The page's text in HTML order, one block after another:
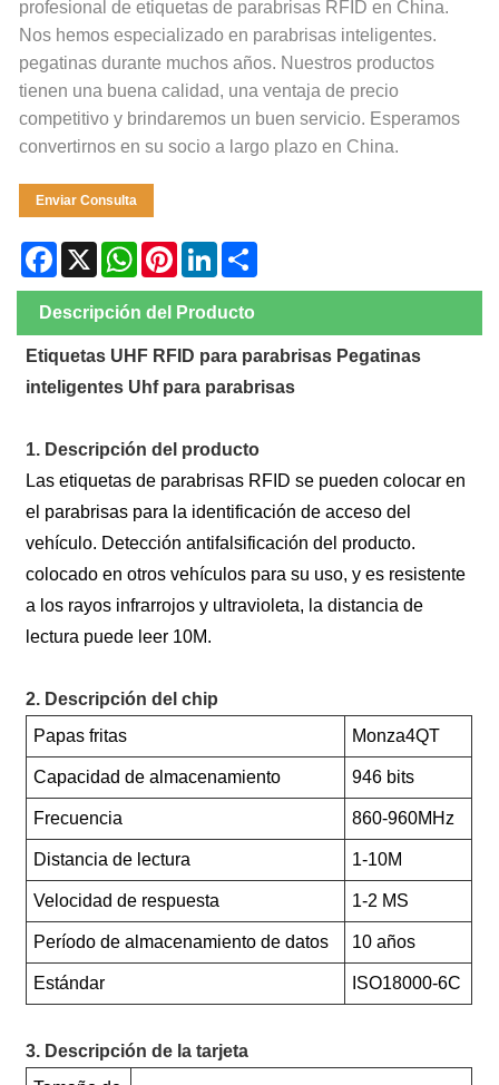
profesional de etiquetas de parabrisas RFID en China.
Nos hemos especializado en parabrisas inteligentes.
pegatinas durante muchos años. Nuestros productos
tienen una buena calidad, una ventaja de precio
competitivo y brindaremos un buen servicio. Esperamos
convertirnos en su socio a largo plazo en China.
Enviar Consulta
Facebook
X WhatsApp
PinterestLinkedIn
Descripción del Producto
Etiquetas UHF RFID para parabrisas Pegatinas
inteligentes Uhf para parabrisas
1. Descripción del producto
Las etiquetas de parabrisas RFID se pueden colocar en
el parabrisas para la identificación de acceso del
vehículo. Detección antifalsificación del producto.
colocado en otros vehículos para su uso, y es resistente
a los rayos infrarrojos y ultravioleta, la distancia de
lectura puede leer 10M.
2. Descripción del chip
Papas fritas
Monza4QT
Capacidad de almacenamiento 946 bits
Frecuencia 860-960MHz
Distancia de lectura 1-10M
Velocidad de respuesta 1-2 MS
Período de almacenamiento de datos 10 años
Estándar ISO18000-6C
3. Descripción de la tarjeta